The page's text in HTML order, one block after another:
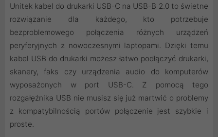
Unitek kabel do drukarki USB-C na USB-B 2.0 to świetne
rozwiązanie dla każdego, kto potrzebuje
bezproblemowego połączenia różnych urządzeń
peryferyjnych z nowoczesnymi laptopami. Dzięki temu
kabel USB do drukarki możesz łatwo podłączyć drukarki,
skanery, faks czy urządzenia audio do komputerów
wyposażonych w port USB-C. Z pomocą tego
rozgałęźnika USB nie musisz się już martwić o problemy
z kompatybilnością portów połączenie jest szybkie i
proste.